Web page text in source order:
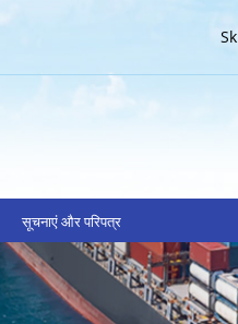
सूचनाएं और परिपत्र